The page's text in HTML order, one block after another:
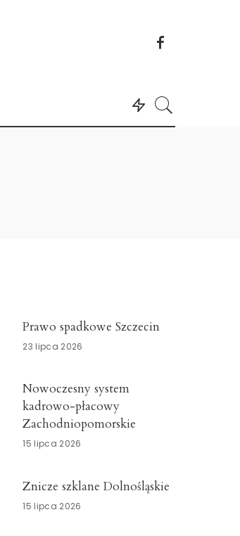
Prawo spadkowe Szczecin
23 lipca 2026
Nowoczesny system
kadrowo-płacowy
Zachodniopomorskie
15 lipca 2026
Znicze szklane Dolnośląskie
15 lipca 2026